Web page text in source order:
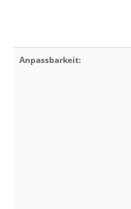
Anpassbarkeit: